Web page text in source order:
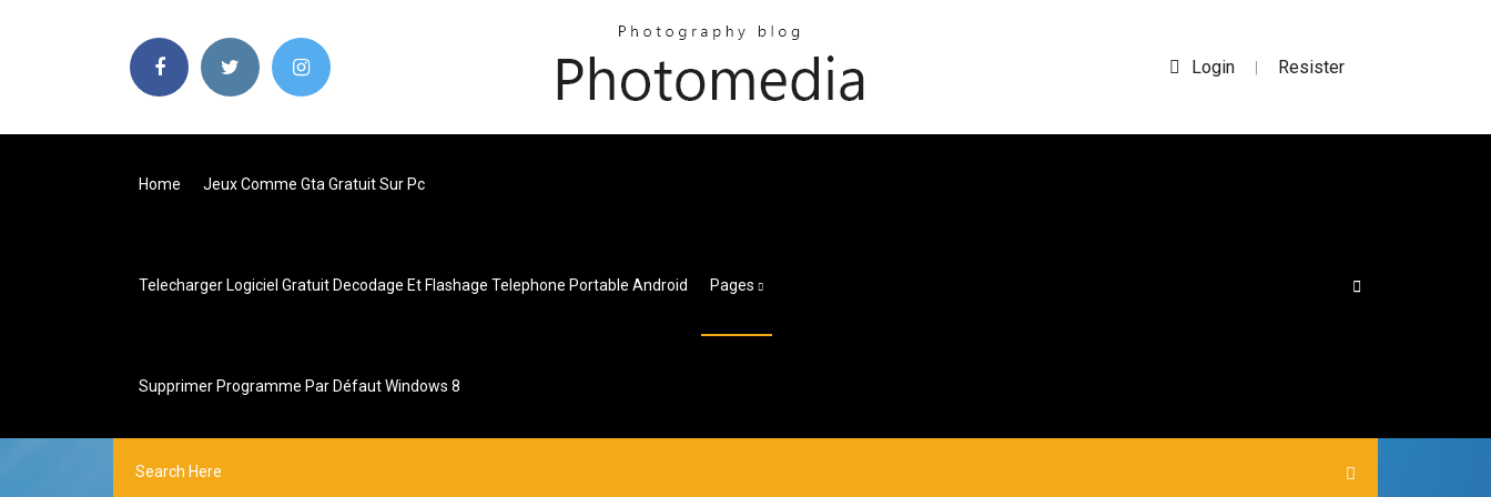
Login | Resister
Home Jeux Comme Gta Gratuit Sur Pc
Telecharger Logiciel Gratuit Decodage Et Flashage Telephone Portable Android Pages
Supprimer Programme Par Défaut Windows 8